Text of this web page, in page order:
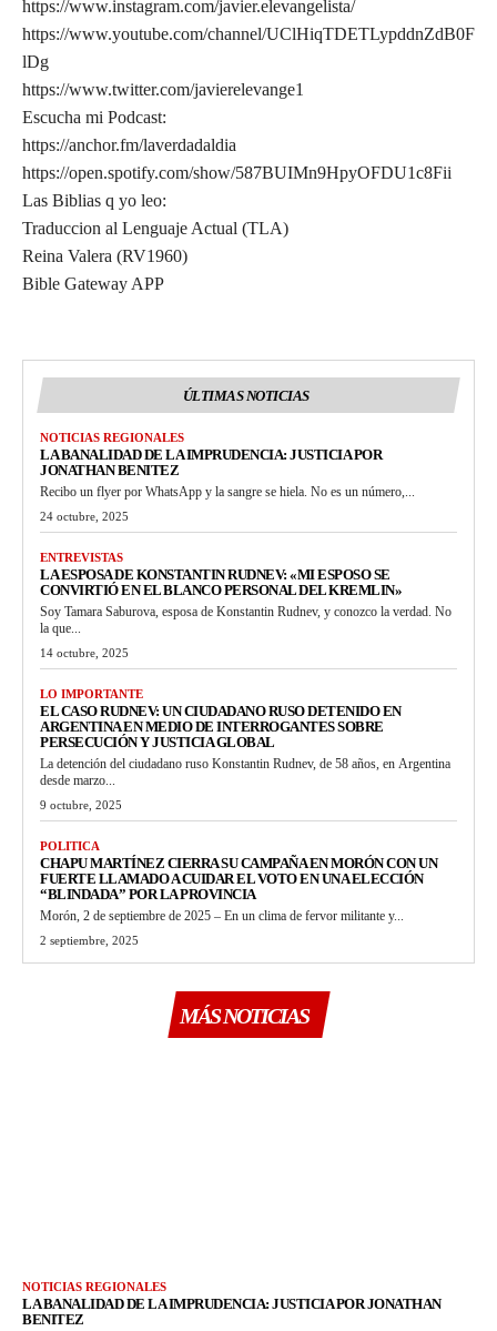
https://www.instagram.com/javier.elevangelista/
https://www.youtube.com/channel/UClHiqTDETLypddnZdB0F
lDg
https://www.twitter.com/javierelevange1
Escucha mi Podcast:
https://anchor.fm/laverdadaldia
https://open.spotify.com/show/587BUIMn9HpyOFDU1c8Fii
Las Biblias q yo leo:
Traduccion al Lenguaje Actual (TLA)
Reina Valera (RV1960)
Bible Gateway APP
ÚLTIMAS NOTICIAS
NOTICIAS REGIONALES
LA BANALIDAD DE LA IMPRUDENCIA: JUSTICIA POR
JONATHAN BENITEZ
Recibo un flyer por WhatsApp y la sangre se hiela. No es un número,...
24 octubre, 2025
ENTREVISTAS
LA ESPOSA DE KONSTANTIN RUDNEV: «MI ESPOSO SE
CONVIRTIÓ EN EL BLANCO PERSONAL DEL KREMLIN»
Soy Tamara Saburova, esposa de Konstantin Rudnev, y conozco la verdad. No
la que...
14 octubre, 2025
LO IMPORTANTE
EL CASO RUDNEV: UN CIUDADANO RUSO DETENIDO EN
ARGENTINA EN MEDIO DE INTERROGANTES SOBRE
PERSECUCIÓN Y JUSTICIA GLOBAL
La detención del ciudadano ruso Konstantin Rudnev, de 58 años, en Argentina
desde marzo...
9 octubre, 2025
POLITICA
CHAPU MARTÍNEZ CIERRA SU CAMPAÑA EN MORÓN CON UN
FUERTE LLAMADO A CUIDAR EL VOTO EN UNA ELECCIÓN
“BLINDADA” POR LA PROVINCIA
Morón, 2 de septiembre de 2025 – En un clima de fervor militante y...
2 septiembre, 2025
MÁS NOTICIAS
NOTICIAS REGIONALES
LA BANALIDAD DE LA IMPRUDENCIA: JUSTICIA POR JONATHAN
BENITEZ